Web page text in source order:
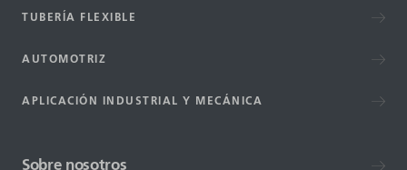
TUBERÍA FLEXIBLE
AUTOMOTRIZ
APLICACIÓN INDUSTRIAL Y MECÁNICA
Sobre nosotros